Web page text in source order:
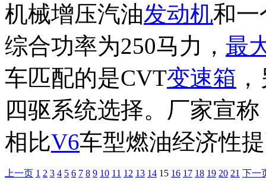
机械增压汽油发动机和一
综合功率为250马力， 最
车匹配的是CVT变速箱
四驱系统选择。厂家宣称
相比V6车型燃油经济性
上一页 1 2 3 4 5 6 7 8 9 10 11 12 13 14 15 16 17 18 19 20 21 下一